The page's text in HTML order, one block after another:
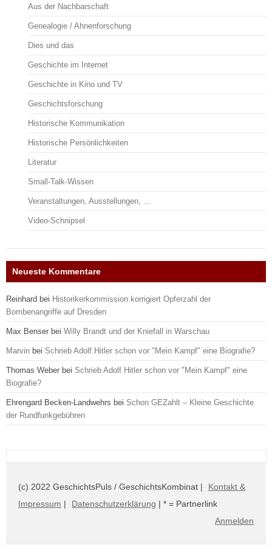
Aus der Nachbarschaft
Genealogie / Ahnenforschung
Dies und das
Geschichte im Internet
Geschichte in Kino und TV
Geschichtsforschung
Historische Kommunikation
Historische Persönlichkeiten
Literatur
Small-Talk-Wissen
Veranstaltungen, Ausstellungen, …
Video-Schnipsel
Neueste Kommentare
Reinhard bei Historikerkommission korrigiert Opferzahl der
Bombenangriffe auf Dresden
Max Benser bei Willy Brandt und der Kniefall in Warschau
Marvin bei Schrieb Adolf Hitler schon vor "Mein Kampf" eine Biografie?
Thomas Weber bei Schrieb Adolf Hitler schon vor "Mein Kampf" eine
Biografie?
Ehrengard Becken-Landwehrs bei Schon GEZahlt – Kleine Geschichte
der Rundfunkgebühren
(c) 2022 GeschichtsPuls / GeschichtsKombinat |
Kontakt &
Impressum | Datenschutzerklärung | * = Partnerlink
Anmelden